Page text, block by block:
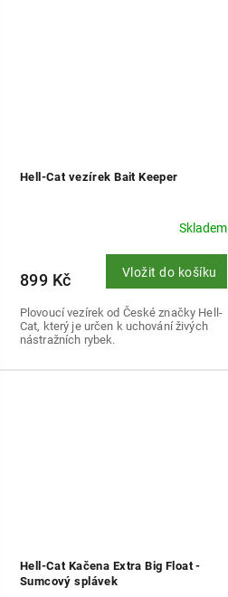
Hell-Cat vezírek Bait Keeper
Skladem
899 Kč Vložit do košíku
Plovoucí vezírek od České značky Hell-
Cat, který je určen k uchování živých
nástražních rybek.
Hell-Cat Kačena Extra Big Float -
Sumcový splávek